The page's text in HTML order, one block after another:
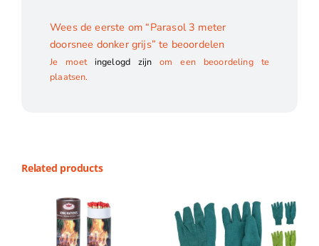
Wees de eerste om “Parasol 3 meter
doorsnee donker grijs” te beoordelen
Je moet ingelogd zijn om een beoordeling te
plaatsen.
Related products